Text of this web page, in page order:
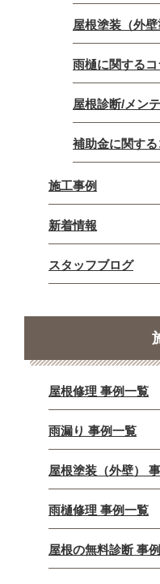
屋根塗装（外
雨樋に関する
屋根診断/メン
補助金に関す
施工事例
新着情報
スタッフブログ
屋根修理 事例一覧
雨漏り 事例一覧
屋根塗装（外壁）
雨樋修理 事例一覧
屋根の無料診断 事